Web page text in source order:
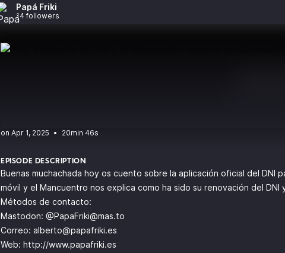
Papá Friki
14 followers
• 20min 46s
EPISODE DESCRIPTION
Buenas muchachada hoy os cuento sobre la aplicación oficial del DNI
móvil y el Mancuentro nos explica como ha sido su renovación del DNI
Métodos de contacto:
Mastodon: @PapaFriki@mas.to
Correo: alberto@papafriki.es
Web: http://www.papafriki.es